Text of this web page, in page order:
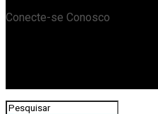
Conecte-se Conosco